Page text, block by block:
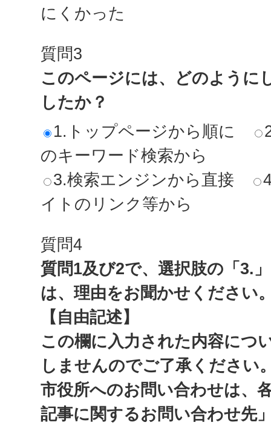
にくかった
質問3
このページには、どのように
したか？
1.トップページから順に
のキーワード検索から
3.検索エンジンから直接
イトのリンク等から
質問4
質問1及び2で、選択肢の「3.
は、理由をお聞かせください
【自由記述】
この欄に入力された内容につ
しませんのでご了承ください
市役所へのお問い合わせは、
記事に関するお問い合わせ先